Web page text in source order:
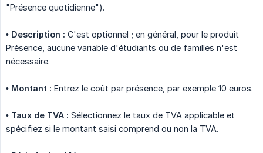
"Présence quotidienne").
• Description : C'est optionnel ; en général, pour le produit
Présence, aucune variable d'étudiants ou de familles n'est
nécessaire.
• Montant : Entrez le coût par présence, par exemple 10 euros.
• Taux de TVA : Sélectionnez le taux de TVA applicable et
spécifiez si le montant saisi comprend ou non la TVA.